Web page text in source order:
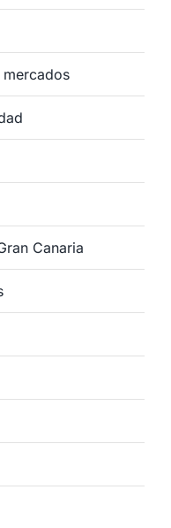
Canaria